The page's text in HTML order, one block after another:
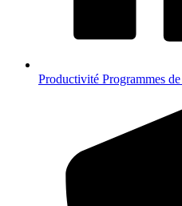
Productivité Programmes